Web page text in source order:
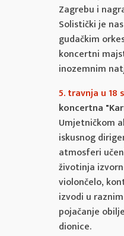
Zagrebu i
Solistički je
gudačkim
koncertni
inozemnim
5. travnja u 18
koncertna
Umjetničkom
iskusnog
atmosferi
životinja
violončelo,
izvodi u
pojačanje
dionice.